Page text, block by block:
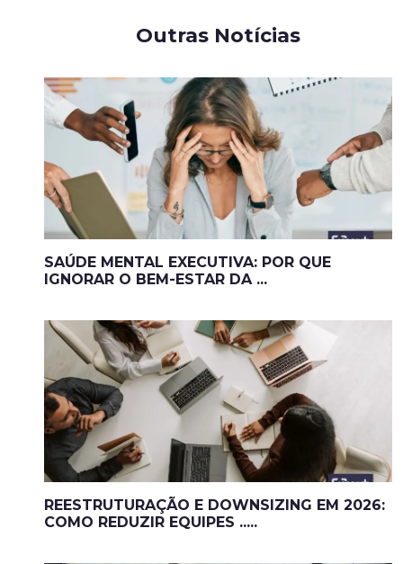
Outras Notícias
SAÚDE MENTAL EXECUTIVA: POR QUE
IGNORAR O BEM-ESTAR DA ...
REESTRUTURAÇÃO E DOWNSIZING EM 2026:
COMO REDUZIR EQUIPES .....